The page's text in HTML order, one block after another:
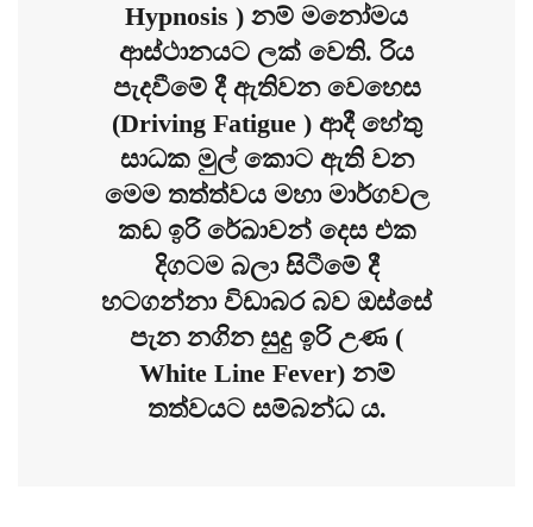
Hypnosis ) නම් මනෝමය
ආස්ථානයට ලක් වෙති. රිය
පැදවීමේ දී ඇතිවන වෙහෙස
(Driving Fatigue ) ආදී හේතු
සාධක මුල් කොට ඇති වන
මෙම තත්ත්වය මහා මාර්ගවල
කඩ ඉරි රේඛාවන් දෙස එක
දිගටම බලා සිටීමේ දී
හටගන්නා විඩාබර බව ඔස්සේ
පැන නගින සුදු ඉරි උණ (
White Line Fever) නම්
තත්වයට සම්බන්ධ ය.